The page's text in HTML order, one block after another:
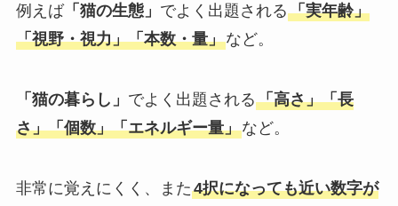
例えば「猫の生態」 でよく出題される「実年齢」
「視野・視力」「本数・量」など。
「猫の暮らし」 でよく出題される「高さ」「長
さ」「個数」「エネルギー量」など。
非常に覚えにくく、また4択になっても近い数字が